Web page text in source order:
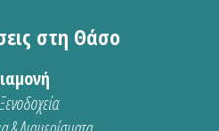
στη Θάσο
Ξενοδοχεία